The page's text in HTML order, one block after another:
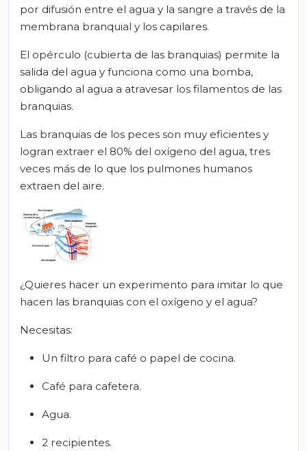
por difusión entre el agua y la sangre a través de la
membrana branquial y los capilares.
El opérculo (cubierta de las branquias) permite la
salida del agua y funciona como una bomba,
obligando al agua a atravesar los filamentos de las
branquias.
Las branquias de los peces son muy eficientes y
logran extraer el 80% del oxígeno del agua, tres
veces más de lo que los pulmones humanos
extraen del aire.
¿Quieres hacer un experimento para imitar lo que
hacen las branquias con el oxígeno y el agua?
Necesitas:
Un filtro para café o papel de cocina.
Café para cafetera.
Agua.
2 recipientes.